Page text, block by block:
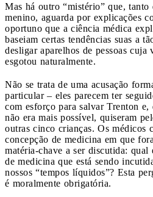
Mas há outro “mistério” que, tanto
menino, aguarda por explicações
oportuno que a ciência médica
baseiam certas tendências suas a
desligar aparelhos de pessoas cuja
esgotou naturalmente.
Não se trata de uma acusação
particular – eles parecem ter
com esforço para salvar Trenton e,
não era mais possível, quiseram
outras cinco crianças. Os médicos
concepção de medicina em que
matéria-chave a ser discutida:
de medicina que está sendo
nossos “tempos líquidos”? Esta
é moralmente obrigatória.